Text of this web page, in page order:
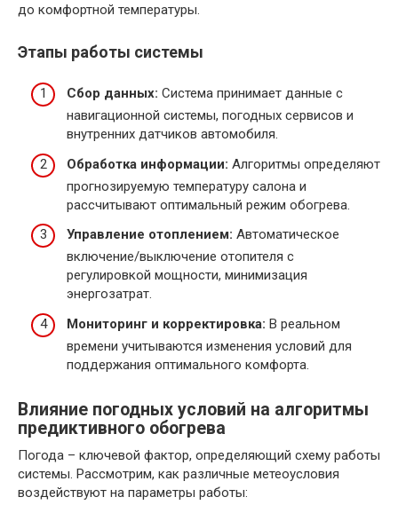
до комфортной температуры.
Этапы работы системы
Сбор данных: Система принимает данные с
навигационной системы, погодных сервисов и
внутренних датчиков автомобиля.
Обработка информации: Алгоритмы определяют
прогнозируемую температуру салона и
рассчитывают оптимальный режим обогрева.
Управление отоплением: Автоматическое
включение/выключение отопителя с
регулировкой мощности, минимизация
энергозатрат.
Мониторинг и корректировка: В реальном
времени учитываются изменения условий для
поддержания оптимального комфорта.
Влияние погодных условий на алгоритмы
предиктивного обогрева
Погода – ключевой фактор, определяющий схему работы
системы. Рассмотрим, как различные метеоусловия
воздействуют на параметры работы: